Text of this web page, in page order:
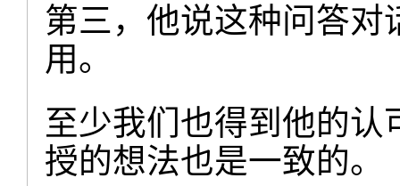
第三，他说这种问答
用。
至少我们也得到他的认
授的想法也是一致的。